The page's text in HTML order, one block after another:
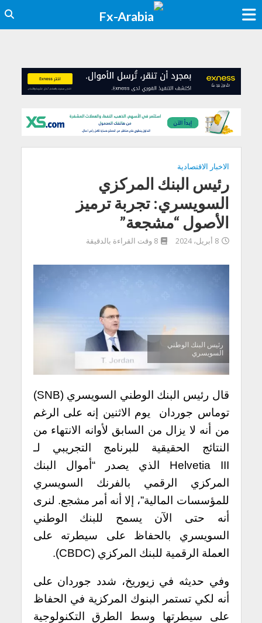
الاخبار الاقتصادية
رئيس البنك المركزي
السويسري: تجربة ترميز
الأصول “مشجعة”
8 أبريل، 2024 8 وقت القراءة بالدقيقة
رئيس البنك الوطني
السويسري
قال رئيس البنك الوطني السويسري (SNB)
توماس جوردان يوم الاثنين إنه على الرغم
من أنه لا يزال من السابق لأوانه الانتهاء من
النتائج الحقيقية للبرنامج التجريبي لـ
Helvetia III الذي يصدر “أموال البنك
المركزي الرقمي بالفرنك السويسري
للمؤسسات المالية”، إلا أنه أمر مشجع. لنرى
أنه حتى الآن يسمح للبنك الوطني
السويسري بالحفاظ على سيطرته على
العملة الرقمية للبنك المركزي (CBDC).
وفي حديثه في زيوريخ، شدد جوردان على
أنه لكي تستمر البنوك المركزية في الحفاظ
على سيطرتها وسط الطرق التكنولوجية